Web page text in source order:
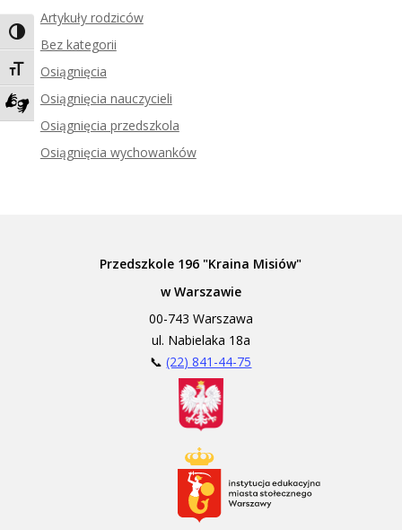
Toggle High Contrast
Toggle Font size
Zadzwoń do tłumacza języka migowego
Artykuły rodziców
Bez kategorii
Osiągnięcia
Osiągnięcia nauczycieli
Osiągnięcia przedszkola
Osiągnięcia wychowanków
Przedszkole 196 "Kraina Misiów"
w Warszawie
00-743 Warszawa
ul. Nabielaka 18a
📞(22) 841-44-75